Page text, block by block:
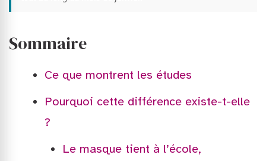
Sommaire
Ce que montrent les études
Pourquoi cette différence existe-t-elle
?
Le masque tient à l’école,